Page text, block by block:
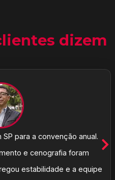
dizem
para a convenção anual.
e cenografia foram
estabilidade e a equipe